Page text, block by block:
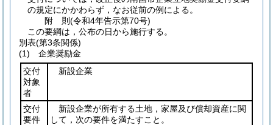
の規定にかかわらず，なお従前の例による。
附 則(令和4年告示第70号)
この要綱は，公布の日から施行する。
別表(第3条関係)
(1) 企業奨励金
交付
対象
者
新設企業
交付
要件
新設企業が所有する土地，家屋及び償却資産に関
して，次の要件を満たすこと。